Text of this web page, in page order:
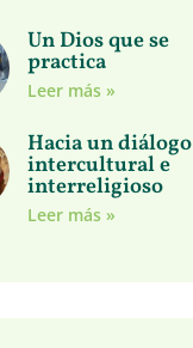
Un Dios que se
practica
Leer más »
Hacia un diálogo
intercultural e
interreligioso
Leer más »